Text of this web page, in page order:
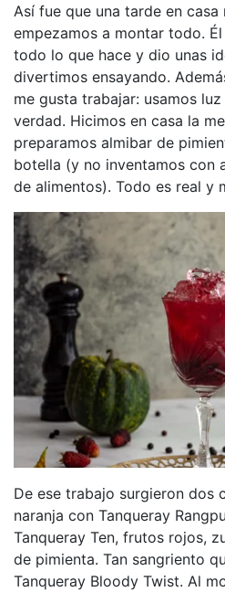
Así fue que una tarde en
empezamos a montar todo.
todo lo que hace y dio unas
divertimos ensayando.
me gusta trabajar: usamos
verdad. Hicimos en casa la
preparamos almibar de
botella (y no inventamos con
de alimentos). Todo es real y
De ese trabajo surgieron dos
naranja con Tanqueray
Tanqueray Ten, frutos rojos,
de pimienta. Tan sangriento
Tanqueray Bloody Twist. Al